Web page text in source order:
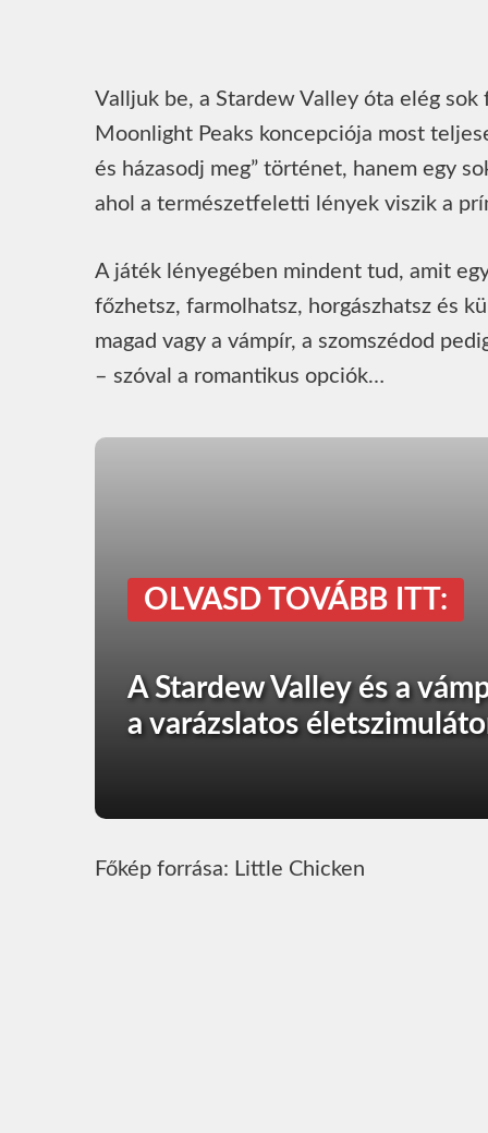
Valljuk be, a Stardew Valley óta elég
Moonlight Peaks koncepciója most
és házasodj meg” történet, hanem egy
ahol a természetfeletti lények viszik a
A játék lényegében mindent tud, amit
főzhetsz, farmolhatsz, horgászhatsz és
magad vagy a vámpír, a szomszédod
– szóval a romantikus opciók…
OLVASD TOVÁBB ITT:
A Stardew Valley és a
a varázslatos
Főkép forrása: Little Chicken